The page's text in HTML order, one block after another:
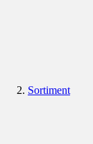
Sortiment